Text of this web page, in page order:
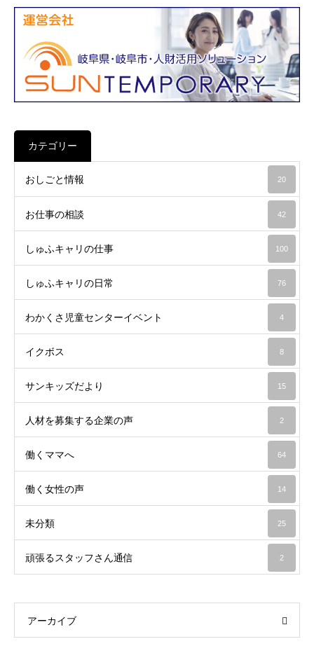
カテゴリー
おしごと情報 20
お仕事の相談 42
しゅふキャリの仕事 100
しゅふキャリの日常 76
わかくさ児童センターイベント 4
イクボス 8
サンキッズだより 15
人材を募集する企業の声 2
働くママへ 64
働く女性の声 14
未分類 25
頑張るスタッフさん通信 2
アーカイブ